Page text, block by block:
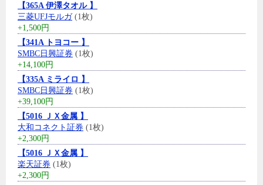
【365A 伊澤タオル 】
三菱UFJモルガ(1枚)
+1,500円
【341A トヨコー 】
SMBC日興証券 (1枚)
+14,100円
【335A ミライロ 】
SMBC日興証券 (1枚)
+39,100円
【5016 ＪＸ金属 】
大和コネクト証券 (1枚)
+2,300円
【5016 ＪＸ金属 】
楽天証券 (1枚)
+2,300円